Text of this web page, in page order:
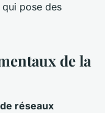
pose des
de la
réseaux